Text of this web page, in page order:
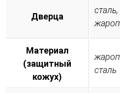
Дверца
Материал
(защитный
кожух)
сталь